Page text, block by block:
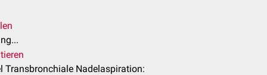
Transbronchiale Nadelaspiration: